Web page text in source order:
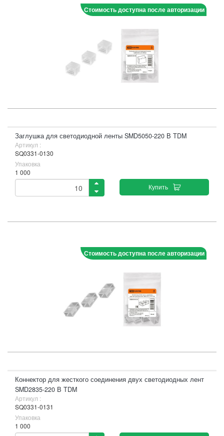
Стоимость доступна после авторизации
Заглушка для светодиодной ленты SMD5050-220 В TDM
Артикул :
SQ0331-0130
Упаковка
1 000
Купить
Стоимость доступна после авторизации
Коннектор для жесткого соединения двух светодиодных лент
SMD2835-220 В TDM
Артикул :
SQ0331-0131
Упаковка
1 000